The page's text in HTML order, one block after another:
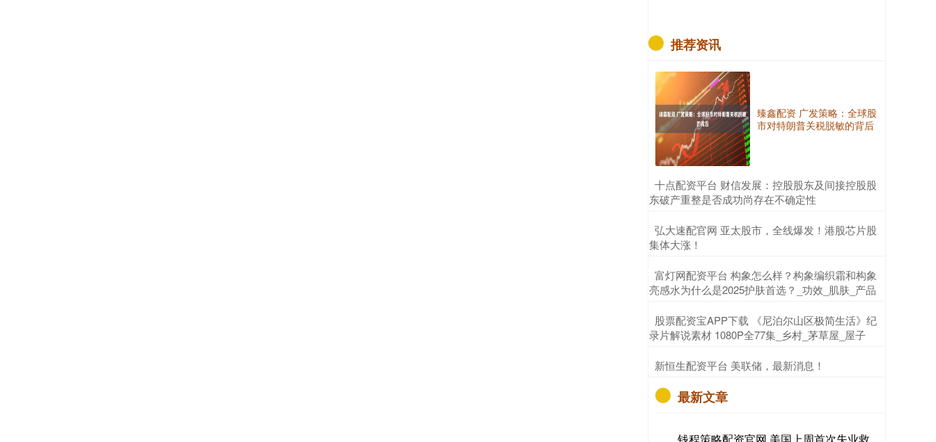
推荐资讯
臻鑫配资 广发策略：全球股
市对特朗普关税脱敏的背后
​十点配资平台 财信发展：控股股东及间接控股股
东破产重整是否成功尚存在不确定性
​弘大速配官网 亚太股市，全线爆发！港股芯片股
集体大涨！
​富灯网配资平台 构象怎么样？构象编织霜和构象
亮感水为什么是2025护肤首选？_功效_肌肤_产品
​股票配资宝APP下载 《尼泊尔山区极简生活》纪
录片解说素材 1080P全77集_乡村_茅草屋_屋子
​新恒生配资平台 美联储，最新消息！
最新文章